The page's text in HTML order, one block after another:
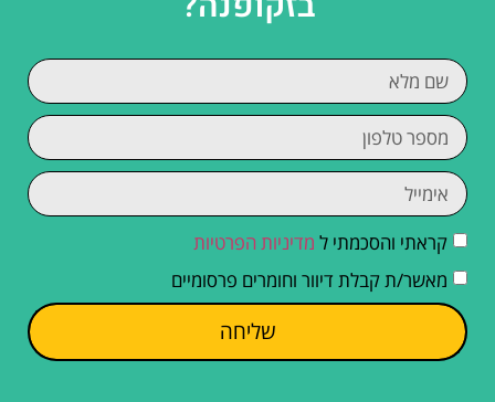
קראתי והסכמתי ל מדיניות הפרטיות
מאשר/ת קבלת דיוור וחומרים פרסומיים
שליחה